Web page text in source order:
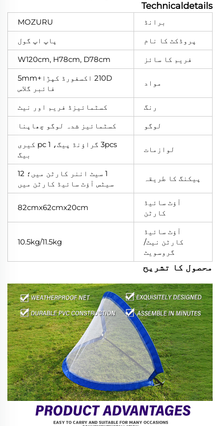
Technicaldetails
برانڈ
MOZURU
پروڈکٹ کا نام
پاپ اپ گول
فریم کا سائز
W120cm, H78cm, D78cm
مواد
210D اکسفورڈ کپڑا+5mm
فائبر گلاس
رنگ
کسٹمائیزڈ فریم اور نیٹ
لوگو
کسٹمائیز شدہ لوگو چھاپنا
لوازمات
3pcs گراؤنڈ پیگ، 1 pc کیری
بیگ
پیکنگ کا طریقہ
1 سیٹ اننر کارٹن میں؛ 12
سیٹس آؤٹ سائیڈ کارٹن میں
آؤٹ سائیڈ
کارٹن
82cmx62cmx20cm
آؤٹ سائیڈ
کارٹن نیٹ/
گروسویٹ
10.5kg/11.5kg
محصول کا تشریح